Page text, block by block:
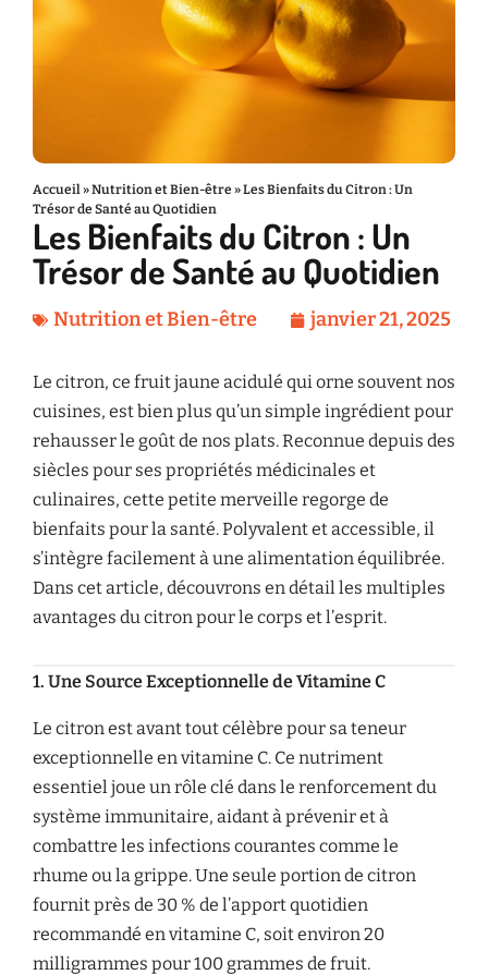
Accueil»Nutrition et Bien-être »Les Bienfaits du Citron : Un
Trésor de Santé au Quotidien
Les Bienfaits du Citron : Un
Trésor de Santé au Quotidien
Nutrition et Bien-être janvier 21, 2025
Le citron, ce fruit jaune acidulé qui orne souvent nos
cuisines, est bien plus qu’un simple ingrédient pour
rehausser le goût de nos plats. Reconnue depuis des
siècles pour ses propriétés médicinales et
culinaires, cette petite merveille regorge de
bienfaits pour la santé. Polyvalent et accessible, il
s’intègre facilement à une alimentation équilibrée.
Dans cet article, découvrons en détail les multiples
avantages du citron pour le corps et l’esprit.
1. Une Source Exceptionnelle de Vitamine C
Le citron est avant tout célèbre pour sa teneur
exceptionnelle en vitamine C. Ce nutriment
essentiel joue un rôle clé dans le renforcement du
système immunitaire, aidant à prévenir et à
combattre les infections courantes comme le
rhume ou la grippe. Une seule portion de citron
fournit près de 30 % de l’apport quotidien
recommandé en vitamine C, soit environ 20
milligrammes pour 100 grammes de fruit.